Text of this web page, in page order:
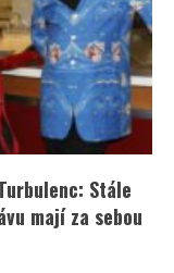
Stále
mají za sebou